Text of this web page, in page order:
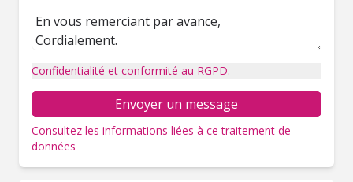
Confidentialité et conformité au RGPD.
Envoyer un message
Consultez les informations liées à ce traitement de
données